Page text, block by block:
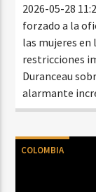
2026-05-28
forzado a la
las mujeres
restricciones
Duranceau
alarmante
COLOMBIA